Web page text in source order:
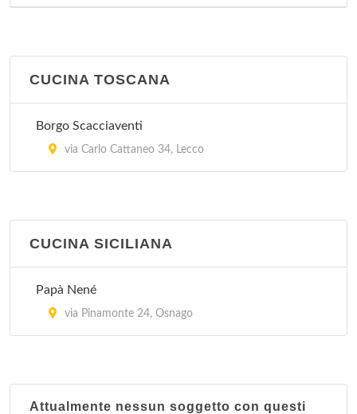
CUCINA TOSCANA
Borgo Scacciaventi
via Carlo Cattaneo 34, Lecco
CUCINA SICILIANA
Papà Nené
via Pinamonte 24, Osnago
Attualmente nessun soggetto con questi